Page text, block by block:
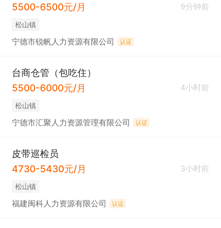
5500-6500元/月
9分钟前
松山镇
宁德市锐帆人力资源有限公司 认证
台商仓管（包吃住）
5500-6000元/月
4小时前
松山镇
宁德市汇聚人力资源管理有限公司 认证
皮带巡检员
4730-5430元/月
3小时前
松山镇
福建闽科人力资源有限公司 认证